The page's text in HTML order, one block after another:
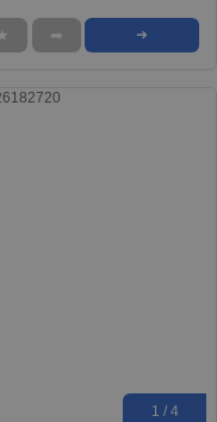
➦ ➜
1 / 4